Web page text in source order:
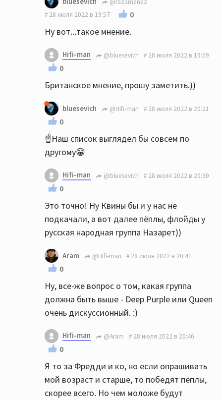
28 июля 2022 в 19:57
0
Ну вот...такое мнение.
Hifi-man @bluesevich 28 июля 2022 в 19:59
0
Британское мнение, прошу заметить.))
bluesevich @Hifi-man 28 июля 2022 в 20:21
0
☝️Наш список выглядел бы совсем по
другому😁
Hifi-man @bluesevich 28 июля 2022 в 20:30
0
Это точно! Ну Квины бы и у нас не
подкачали, а вот далее пёплы, флойды у
русская народная группа Назарет))
Aram @Hifi-man 28 июля 2022 в 20:41
0
Ну, все-же вопрос о том, какая группа
должна быть выше - Deep Purple или Queen
очень дискуссионный. :)
Hifi-man @Aram 28 июля 2022 в 20:46
0
Я то за Фредди и ко, но если опрашивать
мой возраст и старше, то победят пёплы,
скорее всего. Но чем моложе будут